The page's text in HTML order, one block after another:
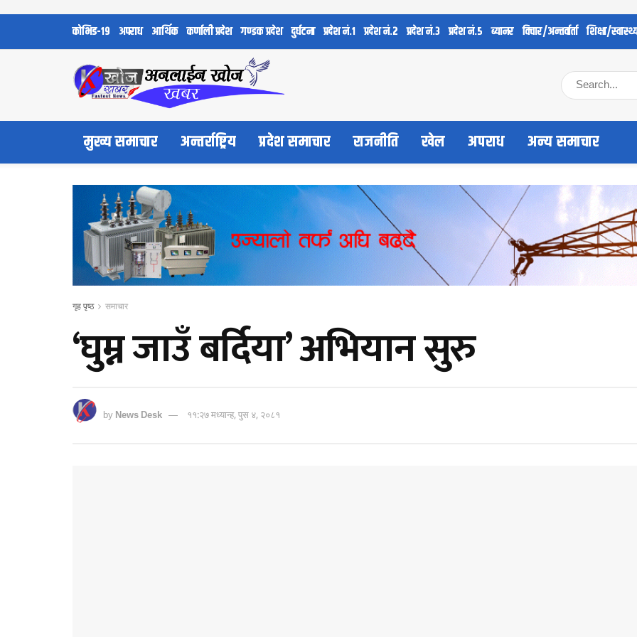
कोभिड-१९ अपराध आर्थिक कर्णाली प्रदेश गण्डक प्रदेश दुर्घटना प्रदेश नं.१ प्रदेश नं.२ प्रदेश नं.३ प्रदेश नं.५ ब्यानर विचार/अन्तर्वार्ता शिक्षा/
मुख्य समाचार अन्तर्राष्ट्रिय प्रदेश समाचार राजनीति खेल अपराध अन्य समाचार
गृह पृष्ठ समाचार
‘घुम्न जाउँ बर्दिया’ अभियान सुरु
byNews Desk ११:२७ मध्यान्ह, पुस ४, २०८१